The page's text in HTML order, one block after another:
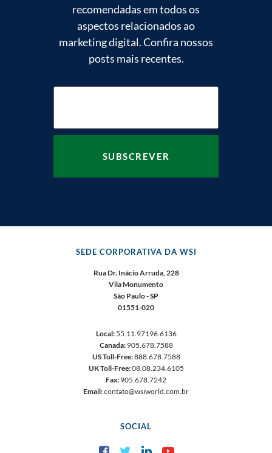
recomendadas em todos os
aspectos relacionados ao
marketing digital. Confira nossos
posts mais recentes.
SEDE CORPORATIVA DA WSI
Rua Dr. Inácio Arruda, 228
Vila Monumento
São Paulo - SP
01551-020
Local: 55.11.97196.6136
Canada:905.678.7588
US Toll-Free:888.678.7588
UK Toll-Free:08.08.234.6105
Fax: 905.678.7242
Email:contato@wsiworld.com.br
SOCIAL
FacebookTwitter LinkedIn